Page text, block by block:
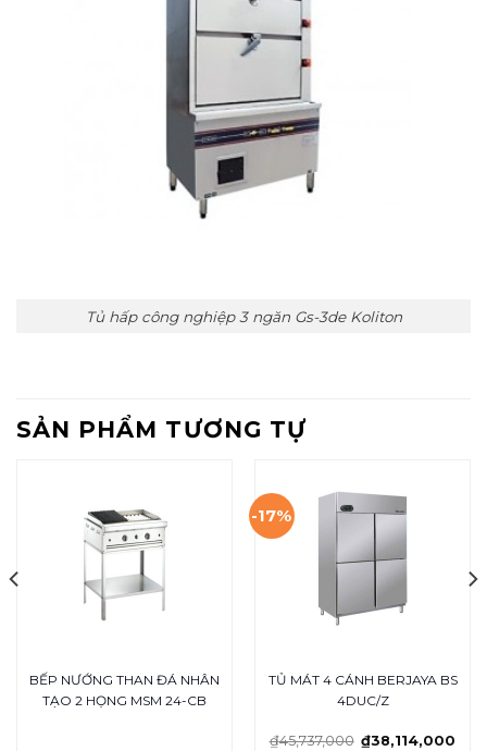
Tủ hấp công nghiệp 3 ngăn Gs-3de Koliton
SẢN PHẨM TƯƠNG TỰ
BẾP NƯỚNG THAN ĐÁ NHÂN
TẠO 2 HỌNG MSM 24-CB
-17%
TỦ MÁT 4 CÁNH BERJAYA BS
4DUC/Z
₫45,737,000 ₫38,114,000